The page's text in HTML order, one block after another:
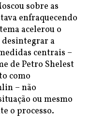
sobre as
enfraquecendo
acelerou o
desintegrar a
centrais –
de Petro Shelest
como
– não
ou mesmo
o processo.